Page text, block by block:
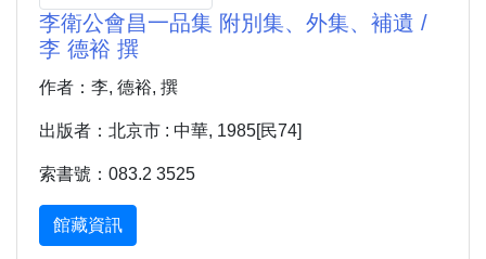
李衛公會昌一品集 附別集、外集、補遺 /
李 德裕 撰
作者：李, 德裕, 撰
出版者：北京市 : 中華, 1985[民74]
索書號：083.2 3525
館藏資訊